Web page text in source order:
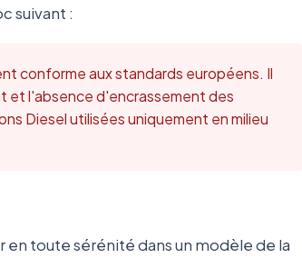
suivant :
conforme aux standards européens. Il
et l'absence d'encrassement des
Diesel utilisées uniquement en milieu
toute sérénité dans un modèle de la